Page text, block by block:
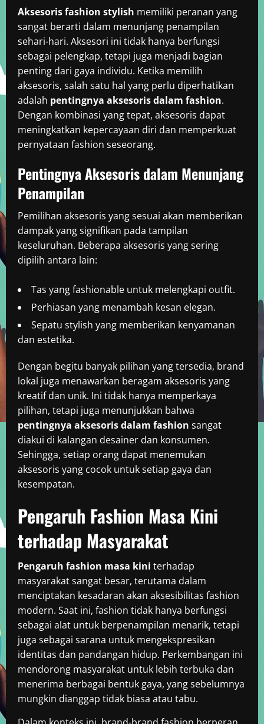
Aksesoris fashion stylish memiliki peranan yang
sangat berarti dalam menunjang penampilan
sehari-hari. Aksesori ini tidak hanya berfungsi
sebagai pelengkap, tetapi juga menjadi bagian
penting dari gaya individu. Ketika memilih
aksesoris, salah satu hal yang perlu diperhatikan
adalah pentingnya aksesoris dalam fashion.
Dengan kombinasi yang tepat, aksesoris dapat
meningkatkan kepercayaan diri dan memperkuat
pernyataan fashion seseorang.
Pentingnya Aksesoris dalam Menunjang
Penampilan
Pemilihan aksesoris yang sesuai akan memberikan
dampak yang signifikan pada tampilan
keseluruhan. Beberapa aksesoris yang sering
dipilih antara lain:
Tas yang fashionable untuk melengkapi outfit.
Perhiasan yang menambah kesan elegan.
Sepatu stylish yang memberikan kenyamanan
dan estetika.
Dengan begitu banyak pilihan yang tersedia, brand
lokal juga menawarkan beragam aksesoris yang
kreatif dan unik. Ini tidak hanya memperkaya
pilihan, tetapi juga menunjukkan bahwa
pentingnya aksesoris dalam fashion sangat
diakui di kalangan desainer dan konsumen.
Sehingga, setiap orang dapat menemukan
aksesoris yang cocok untuk setiap gaya dan
kesempatan.
Pengaruh Fashion Masa Kini
terhadap Masyarakat
Pengaruh fashion masa kini terhadap
masyarakat sangat besar, terutama dalam
menciptakan kesadaran akan aksesibilitas fashion
modern. Saat ini, fashion tidak hanya berfungsi
sebagai alat untuk berpenampilan menarik, tetapi
juga sebagai sarana untuk mengekspresikan
identitas dan pandangan hidup. Perkembangan ini
mendorong masyarakat untuk lebih terbuka dan
menerima berbagai bentuk gaya, yang sebelumnya
mungkin dianggap tidak biasa atau tabu.